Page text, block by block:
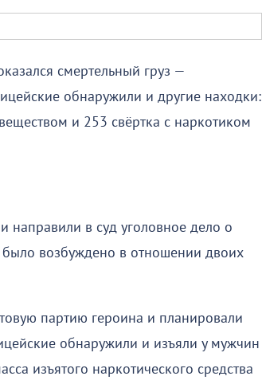
смертельный груз —
обнаружили и другие находки:
и 253 свёртка с наркотиком
направили в суд уголовное дело о
возбуждено в отношении двоих
партию героина и планировали
обнаружили и изъяли у мужчин
изъятого наркотического средства